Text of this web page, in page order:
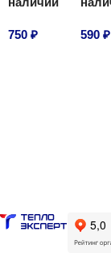
750 ₽ 590 ₽